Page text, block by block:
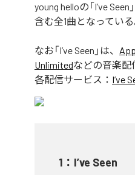
young helloの「I’ve
含む全1曲となっている
なお「I’ve Seen 」は、
Unlimitedなどの音楽配
各配信サービス： I’ve
1 ： I’ve Seen